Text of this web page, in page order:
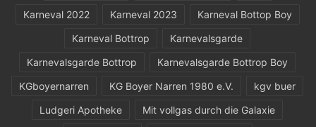
Karneval 2022
Karneval 2023
Karneval Bottop Boy
Karneval Bottrop
Karnevalsgarde
Karnevalsgarde Bottrop
Karnevalsgarde Bottrop Boy
KGboyernarren
KG Boyer Narren 1980 e.V.
kgv buer
Ludgeri Apotheke
Mit vollgas durch die Galaxie